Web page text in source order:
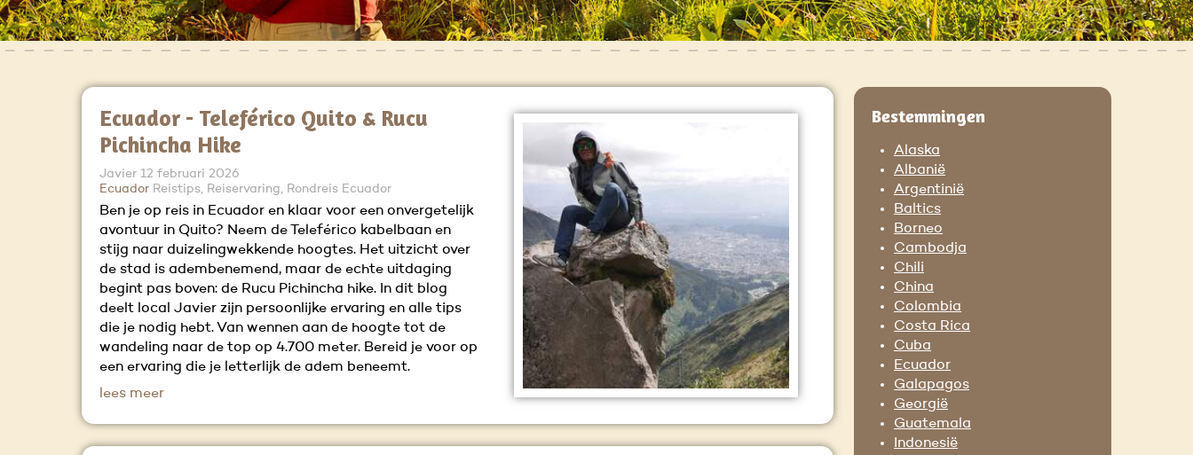
Bestemmingen
Alaska
Albanië
Argentinië
Baltics
Borneo
Cambodja
Chili
China
Colombia
Costa Rica
Cuba
Ecuador
Galapagos
Georgië
Guatemala
Indonesië
Ecuador - Teleférico Quito & Rucu
Pichincha Hike
Javier 12 februari 2026
Ecuador Reistips, Reiservaring, Rondreis Ecuador
Ben je op reis in Ecuador en klaar voor een onvergetelijk
avontuur in Quito? Neem de Teleférico kabelbaan en
stijg naar duizelingwekkende hoogtes. Het uitzicht over
de stad is adembenemend, maar de echte uitdaging
begint pas boven: de Rucu Pichincha hike. In dit blog
deelt local Javier zijn persoonlijke ervaring en alle tips
die je nodig hebt. Van wennen aan de hoogte tot de
wandeling naar de top op 4.700 meter. Bereid je voor op
een ervaring die je letterlijk de adem beneemt.
lees meer